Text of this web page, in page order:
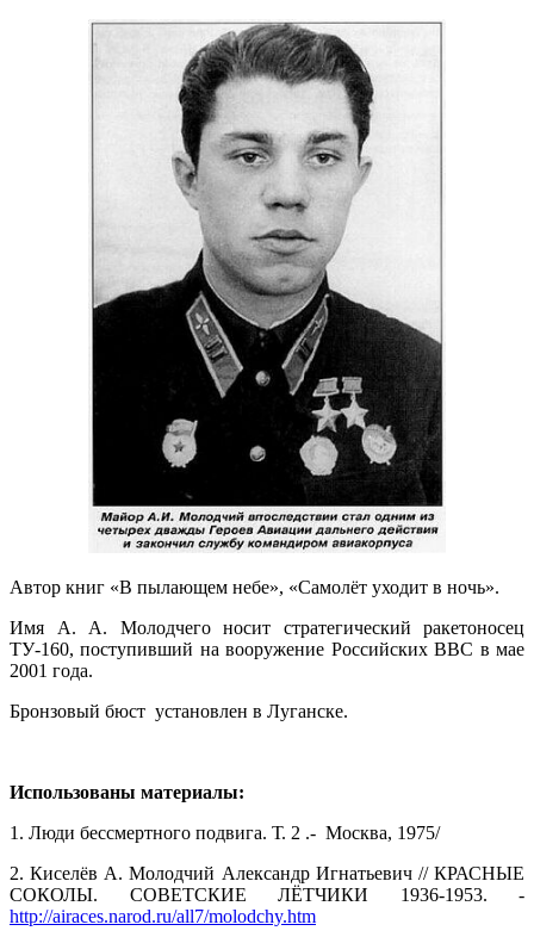
Автор книг «В пылающем небе», «Самолёт уходит в ночь».
Имя А. А. Молодчего носит стратегический ракетоносец
ТУ-160, поступивший на вооружение Российских ВВС в мае
2001 года.
Бронзовый бюст установлен в Луганске.
Использованы материалы:
1. Люди бессмертного подвига. Т. 2 .- Москва, 1975/
2. Киселёв А. Молодчий Александр Игнатьевич // КРАСНЫЕ
СОКОЛЫ. СОВЕТСКИЕ ЛЁТЧИКИ 1936-1953. -
http://airaces.narod.ru/all7/molodchy.htm